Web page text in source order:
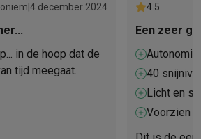
4 december 2024
in de hoop dat de
tijd meegaat.
4.5
Een zeer
40
Licht en
Voorzien